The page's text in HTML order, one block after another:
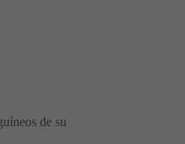
de su